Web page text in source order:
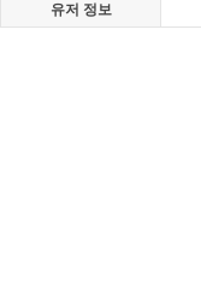
유저 정보